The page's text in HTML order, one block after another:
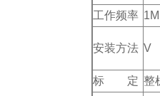
工作频率
安装方法 V
标 定 整